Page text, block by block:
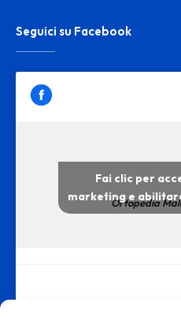
Seguici su Facebook
Ortopedia
Fai clic per
marketing e